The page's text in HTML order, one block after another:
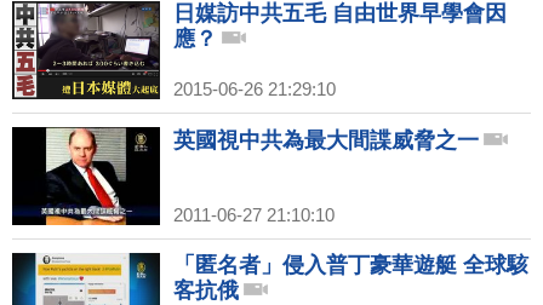
日媒訪中共五毛 自由世界早學會因
應？
2015-06-26 21:29:10
英國視中共為最大間諜威脅之一
2011-06-27 21:10:10
「匿名者」侵入普丁豪華遊艇 全球駭
客抗俄